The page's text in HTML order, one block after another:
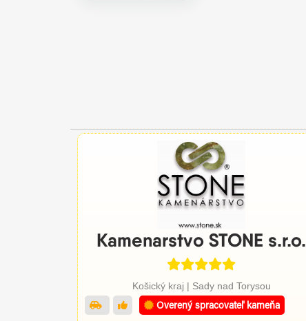
Kamenarstvo STONE s.r.o.
Košický kraj | Sady nad Torysou
Overený spracovateľ kameňa